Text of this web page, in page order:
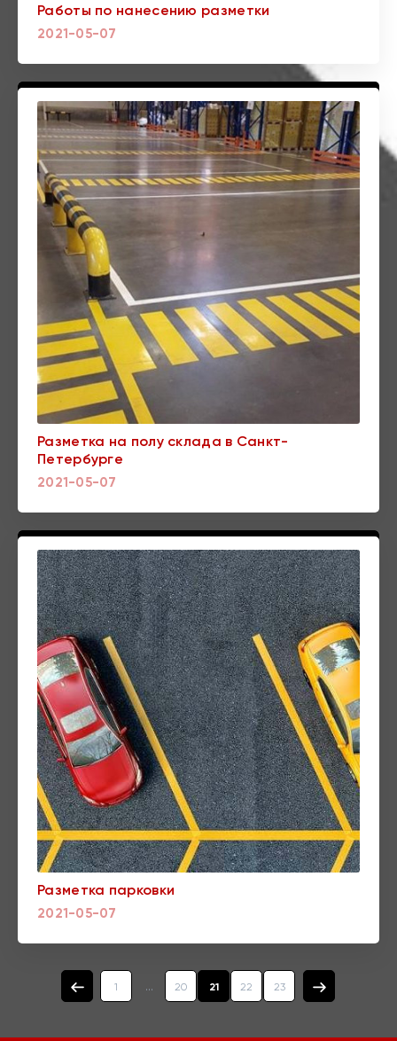
Работы по нанесению разметки
2021-05-07
Разметка на полу склада в Санкт-
Петербурге
2021-05-07
Разметка парковки
2021-05-07
1 ... 20 21 22 23